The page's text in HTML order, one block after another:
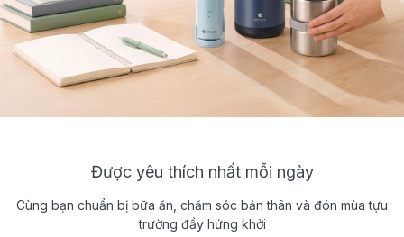
Được yêu thích nhất mỗi ngày
Cùng bạn chuẩn bị bữa ăn, chăm sóc bản thân và đón mùa tựu
trường đầy hứng khởi